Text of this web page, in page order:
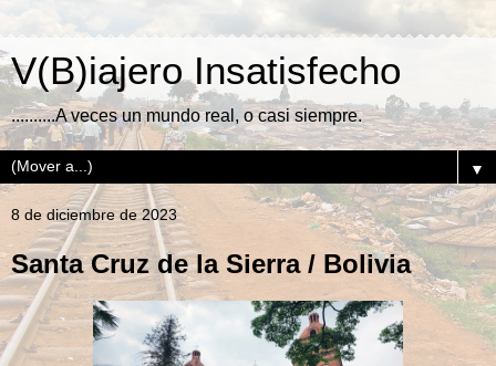
V(B)iajero Insatisfecho
..........A veces un mundo real, o casi siempre.
▼
8 de diciembre de 2023
Santa Cruz de la Sierra / Bolivia